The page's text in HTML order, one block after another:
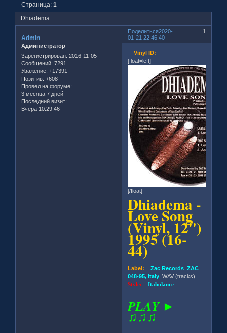
Dhiadema
Страница:1
Поделиться 1
2020-
01-21 22:46:40
Admin
Администратор
Зарегистрирован: 2016-11-05
Сообщений: 7291
Уважение: +17391
Позитив: +608
Провел на форуме:
3 месяца 7 дней
Последний визит:
Вчера 10:29:46
Vinyl ID: ----
[float=left]
[/float]
Dhiadema -
Love Song
(Vinyl, 12'')
1995 (16-
44)
Label: Zac Records ZAC
048-95, Italy , WAV (tracks)
Style:Italodance
PLAY ►
♫♫♫